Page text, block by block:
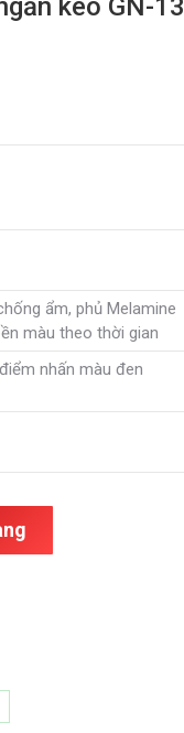
kéo GN-13
ẩm, phủ Melamine
màu theo thời gian
nhấn màu đen